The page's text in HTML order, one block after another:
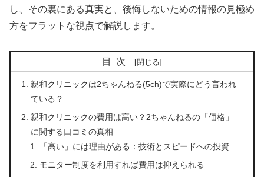
し、その裏にある真実と、後悔しないための情報の見極め
方をフラットな視点で解説します。
目次
親和クリニックは2ちゃんねる(5ch)で実際にどう言われ
ている？
親和クリニックの費用は高い？2ちゃんねるの「価格」
に関する口コミの真相
「高い」には理由がある：技術とスピードへの投資
モニター制度を利用すれば費用は抑えられる